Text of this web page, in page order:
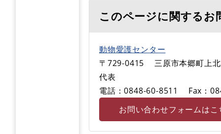
このページに関するお
動物愛護センター
〒729-0415
三原市本郷町上
代表
電話：0848-60-8511
Fax：
お問い合わせフォームはこ